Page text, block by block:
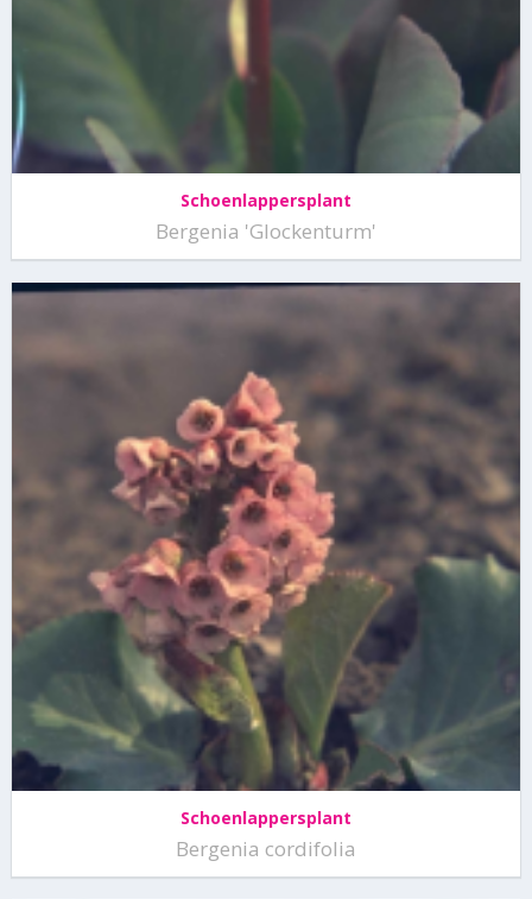
Schoenlappersplant
Bergenia 'Glockenturm'
Schoenlappersplant
Bergenia cordifolia